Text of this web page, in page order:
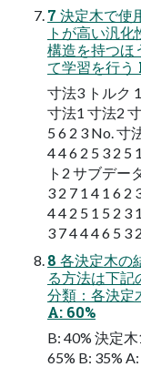
7 決定木で使
トが高い汎
構造を持つほ
て学習を行う
寸法3 トルク
寸法1 寸法2
5 6 2 3 No. 寸
4 4 6 2 5 3 2
ト2 サブデー
3 2 7 1 4 1 6 2
4 4 2 5 1 5 2 3
3 7 4 4 4 6 5 3
8 各決定木の
る方法は下記
分類：各決定
A: 60%
B: 40% 決定
65% B: 35%